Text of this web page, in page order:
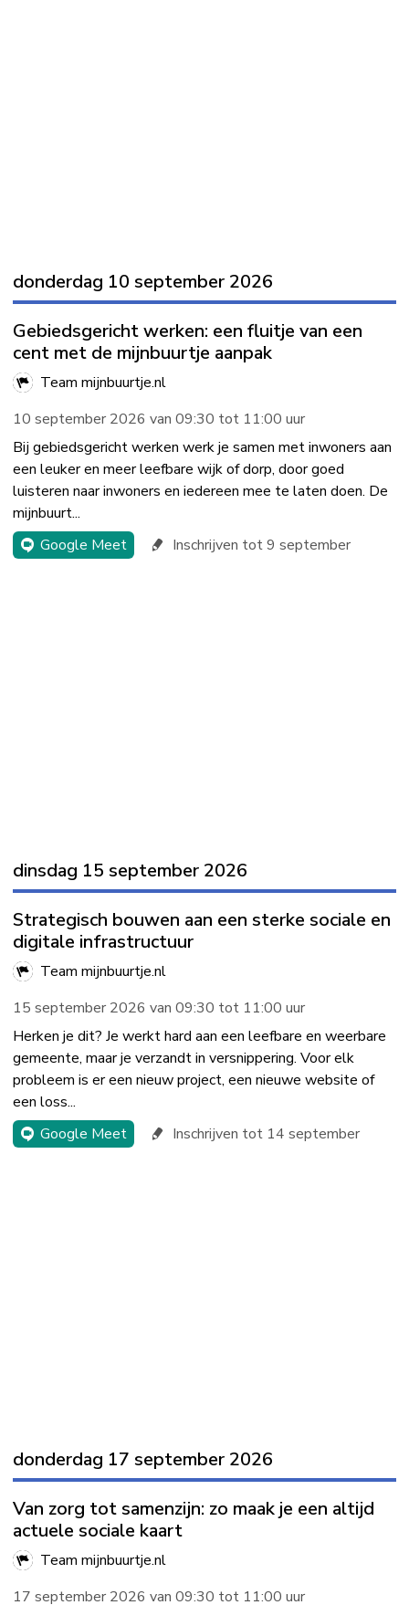
donderdag 10 september 2026
Gebiedsgericht werken: een fluitje van een
cent met de mijnbuurtje aanpak
Team mijnbuurtje.nl
10 september 2026 van 09:30 tot 11:00 uur
Bij gebiedsgericht werken werk je samen met inwoners aan
een leuker en meer leefbare wijk of dorp, door goed
luisteren naar inwoners en iedereen mee te laten doen. De
mijnbuurt...
Google Meet
Inschrijven tot 9 september
dinsdag 15 september 2026
Strategisch bouwen aan een sterke sociale en
digitale infrastructuur
Team mijnbuurtje.nl
15 september 2026 van 09:30 tot 11:00 uur
Herken je dit? Je werkt hard aan een leefbare en weerbare
gemeente, maar je verzandt in versnippering. Voor elk
probleem is er een nieuw project, een nieuwe website of
een loss...
Google Meet
Inschrijven tot 14 september
donderdag 17 september 2026
Van zorg tot samenzijn: zo maak je een altijd
actuele sociale kaart
Team mijnbuurtje.nl
17 september 2026 van 09:30 tot 11:00 uur